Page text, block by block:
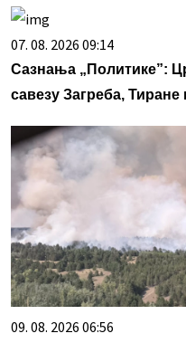
07. 08. 2026 09:14
Сазнања „Политике”:
савезу Загреба,
09. 08. 2026 06:56